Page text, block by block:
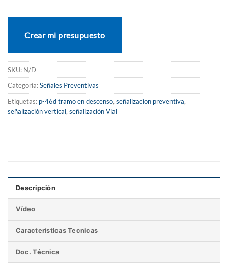
Crear mi presupuesto
SKU: N/D
Categoría:Señales Preventivas
Etiquetas: p-46d tramo en descenso, señalizacion preventiva,
señalización vertical, señalización Vial
Descripción
Vídeo
Características Tecnicas
Doc. Técnica